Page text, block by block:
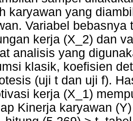
karyawan yang
Variabel
kerja (X_2) dan
analisis yang
klasik, koefisien
(uji t dan uji f).
kerja (X_1)
Kinerja karyawan